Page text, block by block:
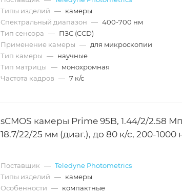
Типы изделий — камеры
Спектральный диапазон — 400-700 нм
Тип сенсора — ПЗС (CCD)
Применение камеры — для микроскопии
Тип камеры — научные
Тип матрицы — монохромная
Частота кадров — 7 к/с
sCMOS камеры Prime 95B, 1.44/2/2.58
18.7/22/25 мм (диаг.), до 80 к/с, 200-1000
Поставщик — Teledyne Photometrics
Типы изделий — камеры
Особенности — компактные